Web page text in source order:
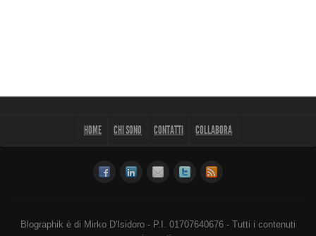
HOME CHI SONO CONTATTI COLLABORA
Blographik è di Mirko D'Isidoro - P.I. 01707640676 - Tutti i contenuti